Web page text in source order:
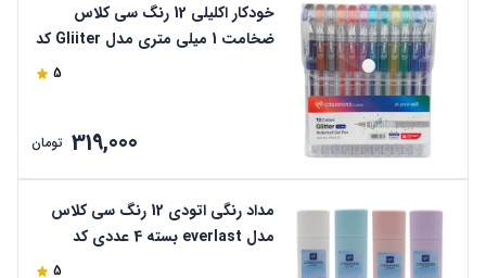
خودکار اکلیلی 12 رنگ سی کلاس
ضخامت 1 میلی متری مدل Gliiter کد
5
319,000 تومان
مداد رنگی اتودی 12 رنگ سی کلاس
مدل everlast بسته 4 عددی کد
5